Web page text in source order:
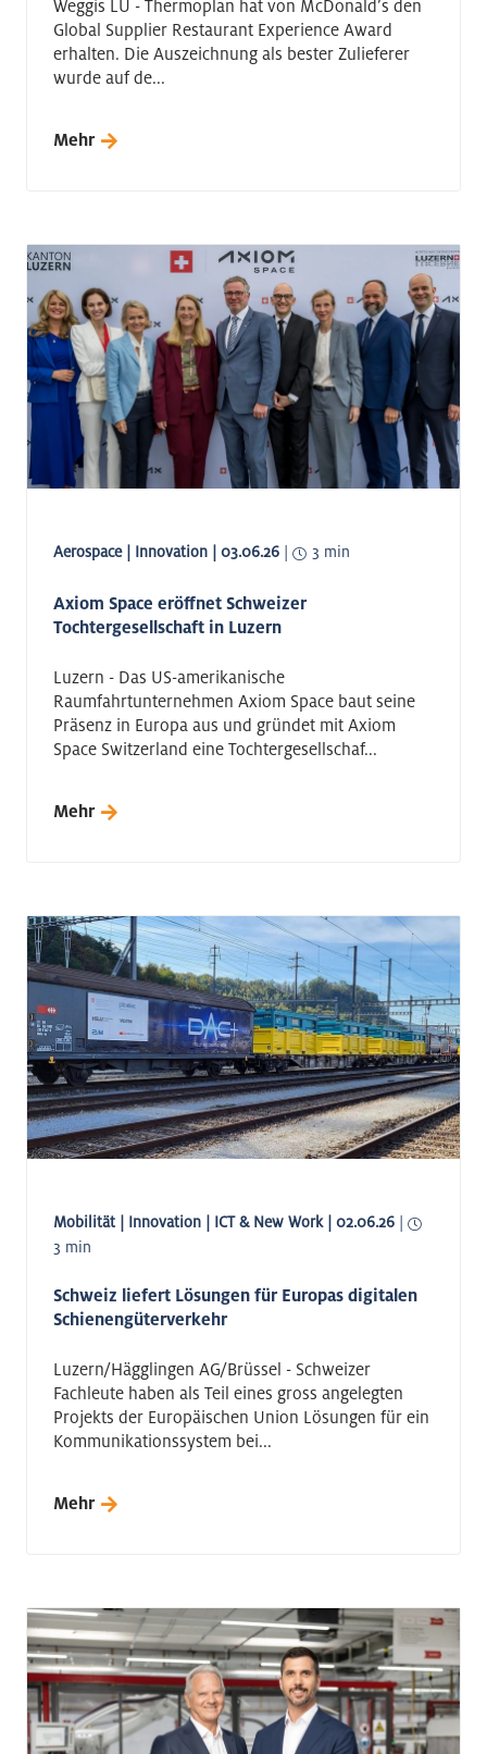
Weggis LU - Thermoplan hat von McDonald’s den
Global Supplier Restaurant Experience Award
erhalten. Die Auszeichnung als bester Zulieferer
wurde auf de...
Mehr
Aerospace | Innovation | 03.06.26 | 3 min
Axiom Space eröffnet Schweizer
Tochtergesellschaft in Luzern
Luzern - Das US-amerikanische
Raumfahrtunternehmen Axiom Space baut seine
Präsenz in Europa aus und gründet mit Axiom
Space Switzerland eine Tochtergesellschaf...
Mehr
Mobilität | Innovation | ICT & New Work | 02.06.26
3 min
Schweiz liefert Lösungen für Europas digitalen
Schienengüterverkehr
Luzern/Hägglingen AG/Brüssel - Schweizer
Fachleute haben als Teil eines gross angelegten
Projekts der Europäischen Union Lösungen für ein
Kommunikationssystem bei...
Mehr